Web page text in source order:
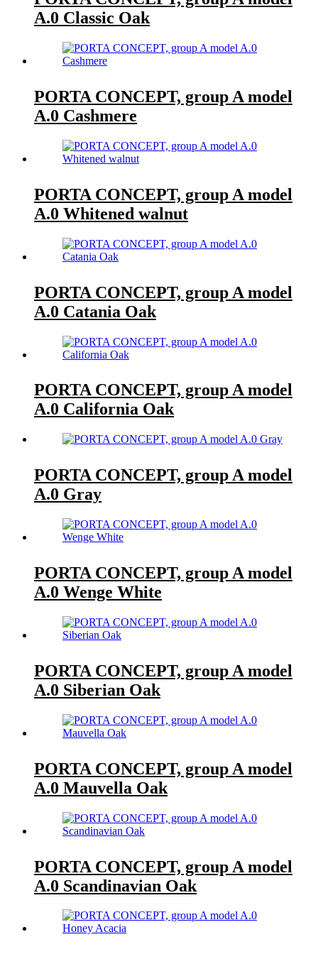
A.0 Classic Oak
PORTA CONCEPT, group A model
A.0 Cashmere
PORTA CONCEPT, group A model
A.0 Whitened walnut
PORTA CONCEPT, group A model
A.0 Catania Oak
PORTA CONCEPT, group A model
A.0 California Oak
PORTA CONCEPT, group A model
A.0 Gray
PORTA CONCEPT, group A model
A.0 Wenge White
PORTA CONCEPT, group A model
A.0 Siberian Oak
PORTA CONCEPT, group A model
A.0 Mauvella Oak
PORTA CONCEPT, group A model
A.0 Scandinavian Oak